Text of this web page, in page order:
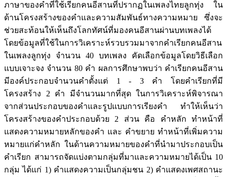
ภาษาของคำที่ใช้เรียกคนอีสานที่ปรากฏในเพลงไทยลูกทุ่ง ใน
ด้านโครงสร้างของคำและความสัมพันธ์ทางความหมาย ซึ่งจะ
ช่วยสะท้อนให้เห็นถึงโลกทัศน์ที่มองคนอีสานผ่านบทเพลงได้
โดยข้อมูลที่ใช้ในการวิเคราะห์รวบรวมมาจากคำเรียกคนอีสาน
ในเพลงลูกทุ่ง จำนวน 40 บทเพลง คัดเลือกข้อมูลโดยวิธีเลือก
แบบเจาะจง จำนวน 80 คำ ผลการศึกษาพบว่า คำเรียกคนอีสาน
มีองค์ประกอบจำนวนคำตั้งแต่ 1 - 3 คำ โดยคำเรียกที่มี
โครงสร้าง 2 คำ มีจำนวนมากที่สุด ในการวิเคราะห์พิจารณา
จากส่วนประกอบของคำและรูปแบบการเรียงคำ ทำให้เห็นว่า
โครงสร้างของคำประกอบด้วย 2 ส่วน คือ คำหลัก ทำหน้าที่
แสดงความหมายหลักของคำ และ คำขยาย ทำหน้าที่เพิ่มความ
หมายแก่คำหลัก ในด้านความหมายของคำที่นำมาประกอบเป็น
คำเรียก สามารถจัดแบ่งตามกลุ่มที่มาและความหมายได้เป็น 10
กลุ่ม ได้แก่ 1) คำแสดงความเป็นกลุ่มชน 2) คำแสดงเพศสถานะ